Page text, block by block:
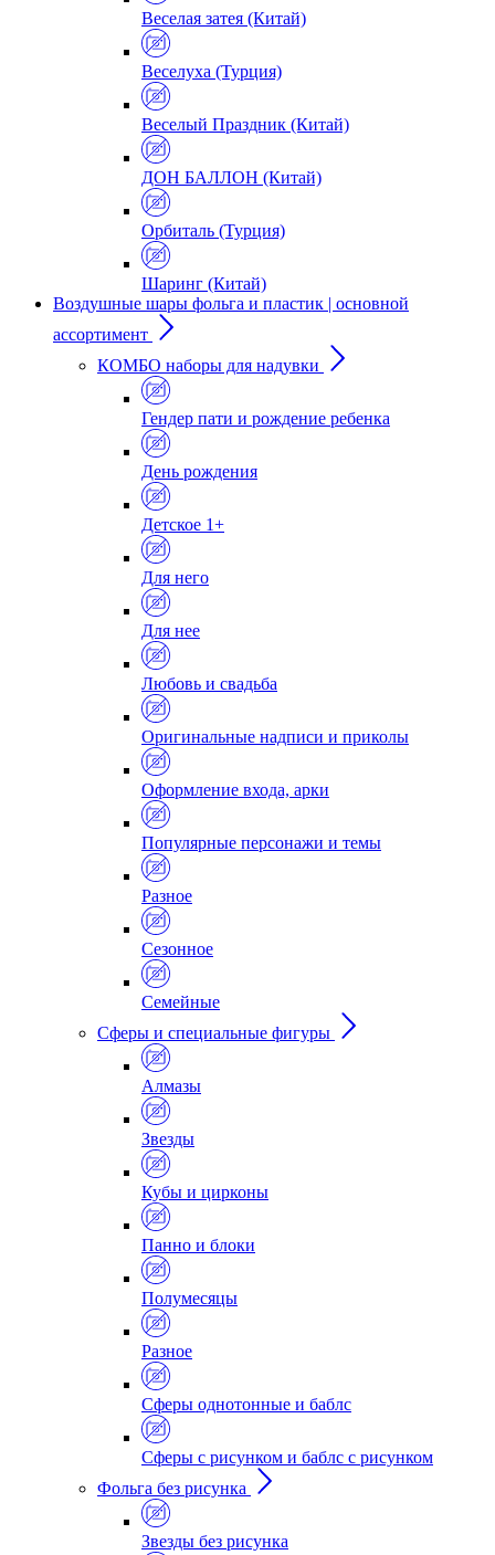
Веселая затея (Китай)
Веселуха (Турция)
Веселый Праздник (Китай)
ДОН БАЛЛОН (Китай)
Орбиталь (Турция)
Шаринг (Китай)
Воздушные шары фольга и пластик | основной
ассортимент
КОМБО наборы для надувки
Гендер пати и рождение ребенка
День рождения
Детское 1+
Для него
Для нее
Любовь и свадьба
Оригинальные надписи и приколы
Оформление входа, арки
Популярные персонажи и темы
Разное
Сезонное
Семейные
Сферы и специальные фигуры
Алмазы
Звезды
Кубы и цирконы
Панно и блоки
Полумесяцы
Разное
Сферы однотонные и баблс
Сферы с рисунком и баблс с рисунком
Фольга без рисунка
Звезды без рисунка